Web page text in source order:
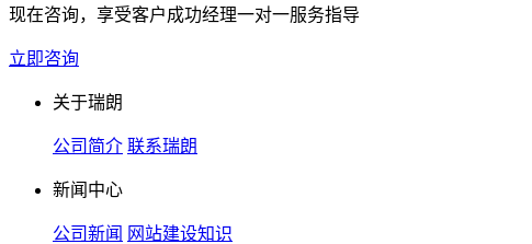
现在咨询，享受客户成功经理一对一服务指导
立即咨询
关于瑞朗
公司简介 联系瑞朗
新闻中心
公司新闻 网站建设知识